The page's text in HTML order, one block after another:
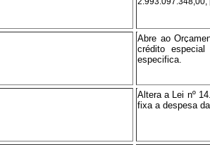
Abre ao
crédito
especifica.
Altera a Lei nº
fixa a despesa